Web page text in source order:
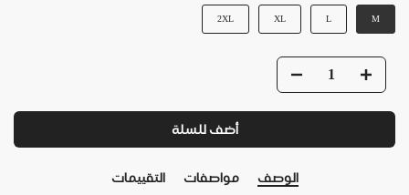
M
L
XL
2XL
أضف للسلة
الوصف مواصفات التقييمات